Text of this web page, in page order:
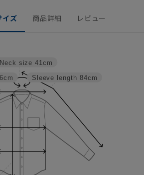
イズ 商品詳細 レビュー
Sleeve length 84cm
Neck size 41cm